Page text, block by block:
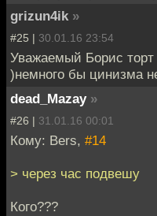
grizun4ik »
#25 | 30.01.16 23:54
Уважаемый Борис
)немного бы цинизма
dead_Mazay »
#26 | 31.01.16 00:01
Кому: Bers, #14
> через час подвешу
Кого???